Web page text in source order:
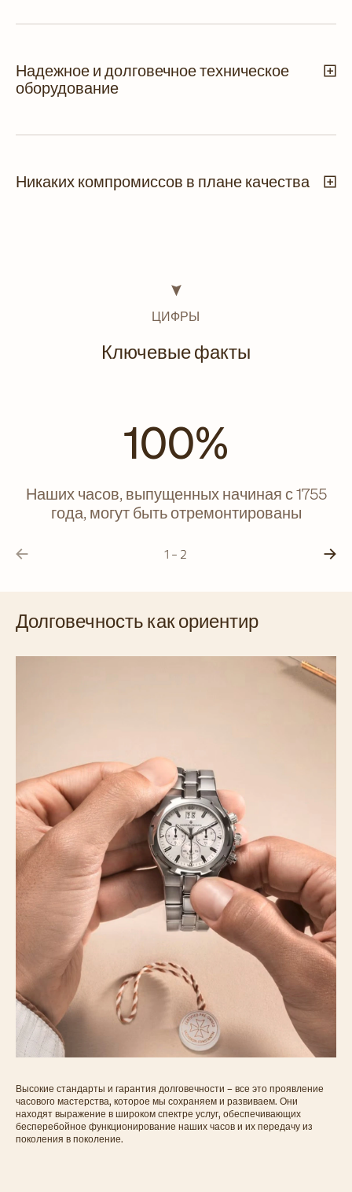
Надежное и долговечное техническое
оборудование
Никаких компромиссов в плане качества
ЦИФРЫ
Ключевые факты
100%
Наших часов, выпущенных начиная с 1755
года, могут быть отремонтированы
1 - 2
Долговечность как ориентир
Высокие стандарты и гарантия долговечности – все это проявление
часового мастерства, которое мы сохраняем и развиваем. Они
находят выражение в широком спектре услуг, обеспечивающих
бесперебойное функционирование наших часов и их передачу из
поколения в поколение.